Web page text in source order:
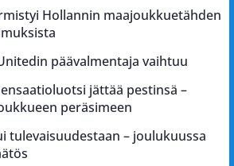
Hollannin maajoukkuetähden
päävalmentaja vaihtuu
jättää pestinsä –
peräsimeen
tulevaisuudestaan – joulukuussa